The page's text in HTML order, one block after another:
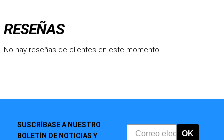
RESEÑAS
No hay reseñas de clientes en este momento.
SUSCRÍBASE A NUESTRO
BOLETÍN DE NOTICIAS Y
OK